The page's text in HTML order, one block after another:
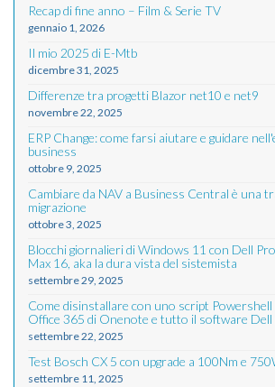
Recap di fine anno – Film & Serie TV
gennaio 1, 2026
Il mio 2025 di E-Mtb
dicembre 31, 2025
Differenze tra progetti Blazor net10 e net9
novembre 22, 2025
ERP Change: come farsi aiutare e guidare
business
ottobre 9, 2025
Cambiare da NAV a Business Central è una
migrazione
ottobre 3, 2025
Blocchi giornalieri di Windows 11 con Dell
Max 16, aka la dura vista del sistemista
settembre 29, 2025
Come disinstallare con uno script
Office 365 di Onenote e tutto il software
settembre 22, 2025
Test Bosch CX 5 con upgrade a 100Nm e
settembre 11, 2025